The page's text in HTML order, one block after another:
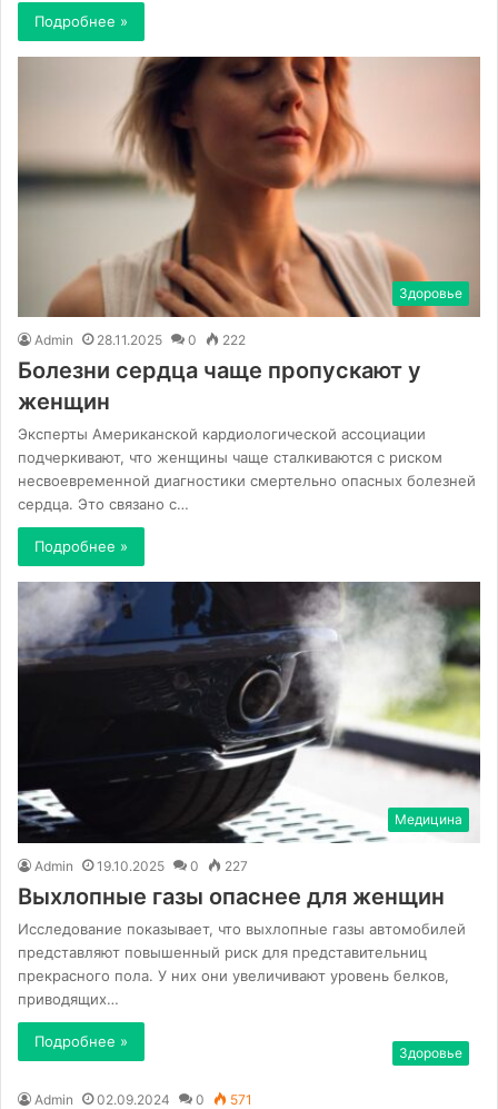
Подробнее »
Здоровье
Admin 28.11.2025 0 222
Болезни сердца чаще пропускают у
женщин
Эксперты Американской кардиологической ассоциации
подчеркивают, что женщины чаще сталкиваются с риском
несвоевременной диагностики смертельно опасных болезней
сердца. Это связано с…
Подробнее »
Медицина
Admin 19.10.2025 0 227
Выхлопные газы опаснее для женщин
Исследование показывает, что выхлопные газы автомобилей
представляют повышенный риск для представительниц
прекрасного пола. У них они увеличивают уровень белков,
приводящих…
Подробнее »
Здоровье
Admin 02.09.2024 0 571